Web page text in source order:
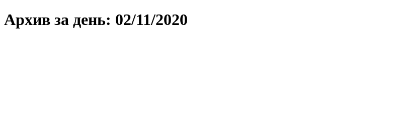
Архив за день: 02/11/2020